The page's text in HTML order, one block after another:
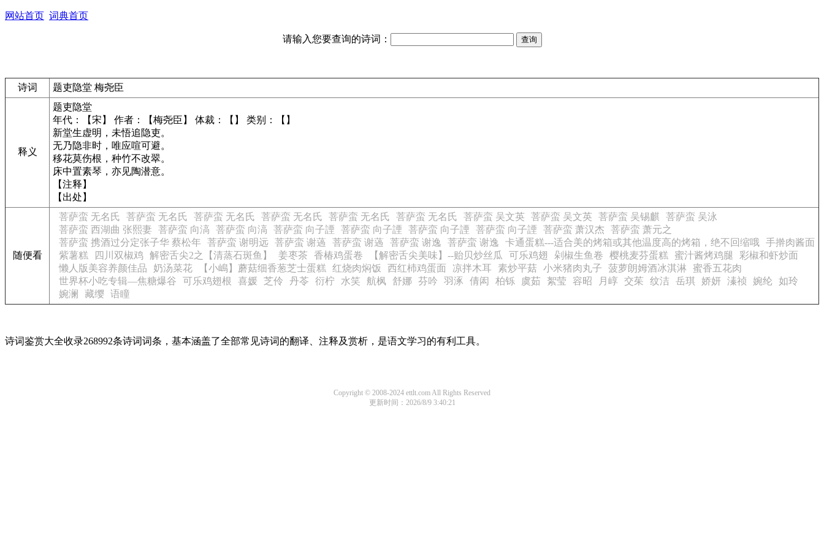
网站首页 词典首页
请输入您要查询的诗词：
诗词 题吏隐堂 梅尧臣
释义
题吏隐堂
年代：【宋】 作者：【梅尧臣】 体裁：【】 类别：【】
新堂生虚明，未悟追隐吏。
无乃隐非时，唯应喧可避。
移花莫伤根，种竹不改翠。
床中置素琴，亦见陶潜意。
【注释】
【出处】
随便看
菩萨蛮 无名氏 菩萨蛮 无名氏 菩萨蛮 无名氏 菩萨蛮 无名氏 菩萨蛮 无名氏 菩萨蛮 无名氏 菩萨蛮 吴文英 菩萨蛮 吴文英 菩萨蛮 吴锡麒
菩萨蛮 吴泳
菩萨蛮 西湖曲 张熙妻
菩萨蛮 向滈 菩萨蛮 向滈 菩萨蛮 向子諲 菩萨蛮 向子諲 菩萨蛮 向子諲 菩萨蛮 向子諲 菩萨蛮 萧汉杰 菩萨蛮 萧元之
菩萨蛮 携酒过分定张子华 蔡松年
菩萨蛮 谢明远 菩萨蛮 谢薖 菩萨蛮 谢薖 菩萨蛮 谢逸 菩萨蛮 谢逸 卡通蛋糕---适合美的烤箱或其他温度高的烤箱，绝不回缩哦 手擀肉酱面
紫薯糕
四川双椒鸡 解密舌尖2之【清蒸石斑鱼】 姜枣茶 香椿鸡蛋卷 【解密舌尖美味】--贻贝炒丝瓜 可乐鸡翅 剁椒生鱼卷 樱桃麦芬蛋糕 蜜汁酱烤鸡腿
彩椒和虾炒面
懒人版美容养颜佳品
奶汤菜花 【小嶋】蘑菇细香葱芝士蛋糕 红烧肉焖饭 西红杮鸡蛋面 凉拌木耳 素炒平菇 小米猪肉丸子 菠萝朗姆酒冰淇淋
蜜香五花肉
世界杯小吃专辑—焦糖爆谷
可乐鸡翅根 喜媛 芝伶 丹苓 衍柠 水笑 航枫 舒娜 芬吟 羽涿 倩闳 柏铄 虞茹 絮莹 容昭 月崞 交茱 纹洁 岳琪 娇妍 溱祯 婉纶
如玲
婉澜
藏缨 语瞳
诗词鉴赏大全收录268992条诗词词条，基本涵盖了全部常见诗词的翻译、注释及赏析，是语文学习的有利工具。
Copyright © 2008-2024 ettlt.com All Rights Reserved
更新时间：2026/8/9 3:40:21